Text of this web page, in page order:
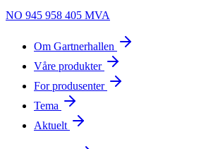
NO 945 958 405 MVA
Om Gartnerhallen
Våre produkter
For produsenter
Tema
Aktuelt